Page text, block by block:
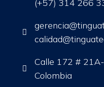
(+57) 314 266


Calle 172 #
Colombia